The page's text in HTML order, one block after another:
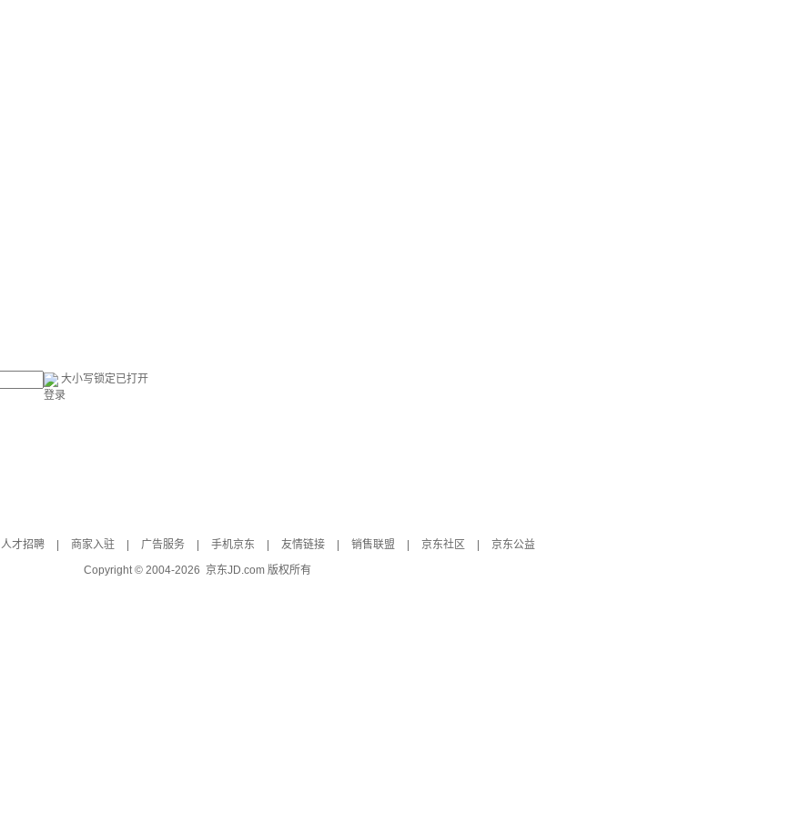
大小写锁定已打开
登录
人才招聘 商家入驻 广告服务 手机京东 友情链接 销售联盟 京东社区
京东公益
Copyright © 2004-2026 京东JD.com 版权所有